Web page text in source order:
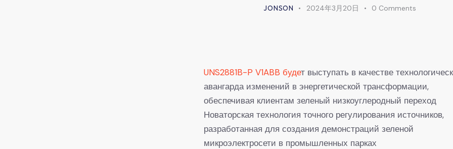
JONSON 2024年3月20日 0 Comments
UNS2881B-P V1ABB будет выступать в качестве
авангарда изменений в энергетической трансформации,
обеспечивая клиентам зеленый низкоуглеродный переход
Новаторская технология точного регулирования источников,
разработанная для создания демонстраций зеленой
микроэлектросети в промышленных парках